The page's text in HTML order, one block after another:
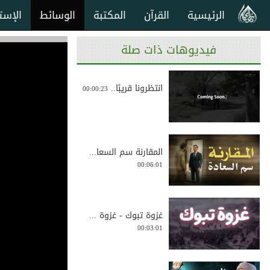
الوسائط المكتبة القرآن الرئيسية
فيديوهات ذات صلة
انتظرونا قريبًا.. 00:00:23
المقارنة سم السعا...
00:06:01
غزوة تبوك - غزوة ...
00:03:01